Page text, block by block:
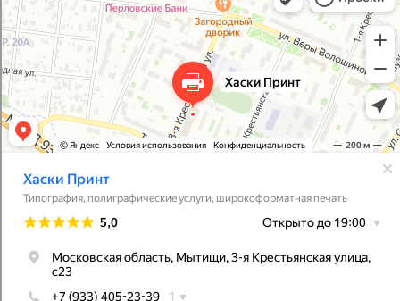
Полиграфические услуги в Мытищах